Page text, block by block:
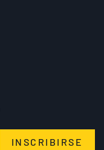
INSCRIBIRSE